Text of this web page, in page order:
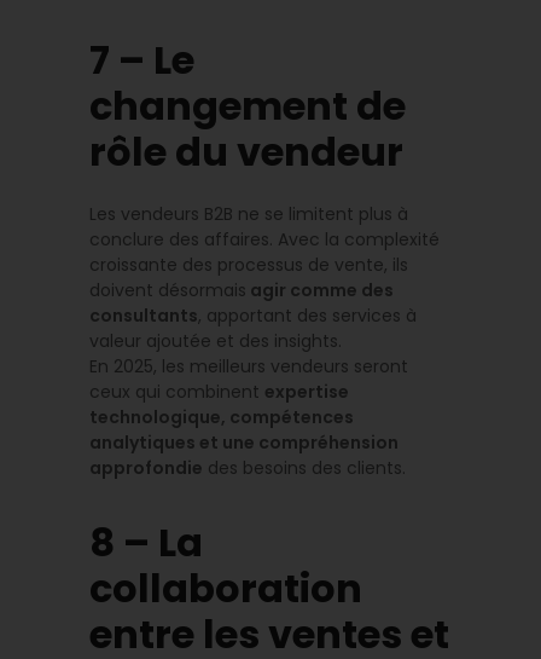
7 – Le
changement de
rôle du vendeur
Les vendeurs B2B ne se limitent plus à
conclure des affaires. Avec la complexité
croissante des processus de vente, ils
doivent désormais agir comme des
consultants, apportant des services à
valeur ajoutée et des insights.
En 2025, les meilleurs vendeurs seront
ceux qui combinent expertise
technologique, compétences
analytiques et une compréhension
approfondie des besoins des clients.
8 – La
collaboration
entre les ventes et